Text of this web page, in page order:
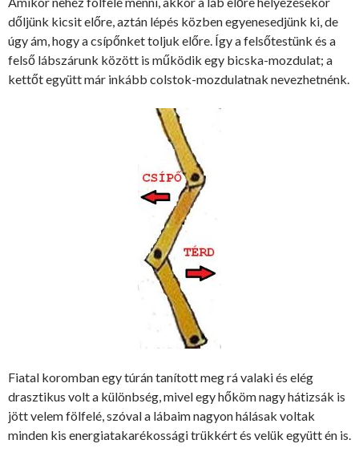
dőljünk kicsit előre, aztán lépés közben egyenesedjünk ki, de
úgy ám, hogy a csípőnket toljuk előre. Így a felsőtestünk és a
felső lábszárunk között is működik egy bicska-mozdulat; a
kettőt együtt már inkább colstok-mozdulatnak nevezhetnénk.
Fiatal koromban egy túrán tanított meg rá valaki és elég
drasztikus volt a különbség, mivel egy hőköm nagy hátizsák is
jött velem fölfelé, szóval a lábaim nagyon hálásak voltak
minden kis energiatakarékossági trükkért és velük együtt én is.